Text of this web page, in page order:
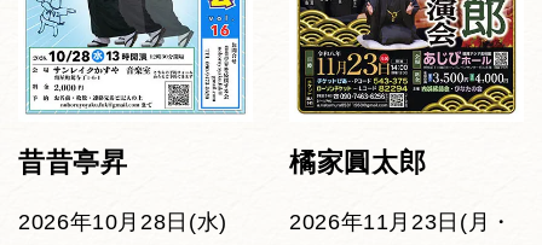
昔昔亭昇
2026年10月28日(水)
橘家圓太郎
2026年11月23日(月・